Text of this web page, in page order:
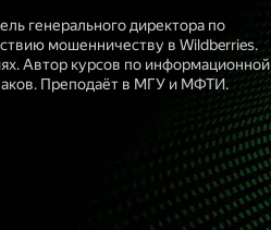
генерального директора по
мошенничеству в Wildberries.
Автор курсов по информационной
Преподаёт в МГУ и МФТИ.